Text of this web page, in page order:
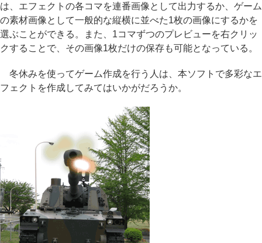
は、エフェクトの各コマを連番画像として出力するか、ゲーム
の素材画像として一般的な縦横に並べた1枚の画像にするかを
選ぶことができる。また、1コマずつのプレビューを右クリッ
クすることで、その画像1枚だけの保存も可能となっている。
冬休みを使ってゲーム作成を行う人は、本ソフトで多彩なエ
フェクトを作成してみてはいかがだろうか。